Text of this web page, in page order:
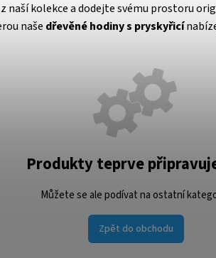
naší kolekce a dodejte svému prostoru
naše dřevěné hodiny s pryskyřicí
Produkty teprve
Můžete se ale podívat na ostatní
Zpět do obchodu